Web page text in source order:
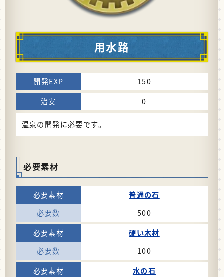
用水路
150
0
温泉の開発に必要です。
必要素材
普通の石
500
硬い木材
100
水の石